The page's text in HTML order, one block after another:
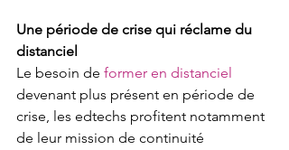
Une période de crise qui réclame du
distanciel
Le besoin de former en distanciel
devenant plus présent en période de
crise, les edtechs profitent notamment
de leur mission de continuité